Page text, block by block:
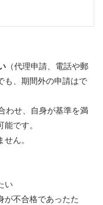
（代理申請、電話や郵
も、期間外の申請はで
わせ、自身が基準を満
です。
ん。
い
不合格であったた